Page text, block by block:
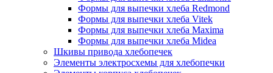
Формы для выпечки хлеба Redmond
Формы для выпечки хлеба Vitek
Формы для выпечки хлеба Maxima
Формы для выпечки хлеба Midea
Шкивы привода хлебопечек
Элементы электросхемы для хлебопечки